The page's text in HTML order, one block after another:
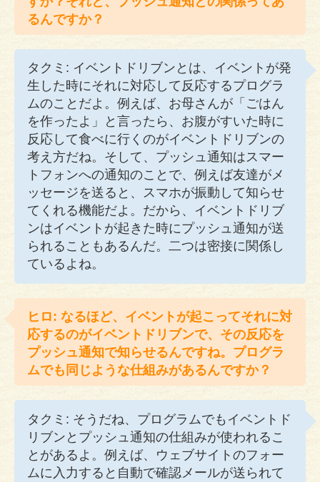
るんですか？
タクミ: イベントドリブンとは、イベントが発
生した時にそれに対応して反応するプログラ
ムのことだよ。例えば、お母さんが「ごはん
を作ったよ」と言ったら、お腹がすいた時に
反応して食べに行くのがイベントドリブンの
考え方だね。そして、プッシュ通知はスマー
トフォンへの通知のことで、例えば友達がメ
ッセージを送ると、スマホが振動して知らせ
てくれる機能だよ。だから、イベントドリブ
ンはイベントが起きた時にプッシュ通知が送
られることもあるんだ。二つは密接に関係し
ているよね。
ヒロ: なるほど、イベントが起こってそれに対
応するのがイベントドリブンで、その反応を
プッシュ通知で知らせるんですね。プログラ
ムでも同じような仕組みがあるんですか？
タクミ: そうだね、プログラムでもイベントド
リブンとプッシュ通知の仕組みが使われるこ
とがあるよ。例えば、ウェブサイトのフォー
ムに入力すると自動で確認メールが送られて